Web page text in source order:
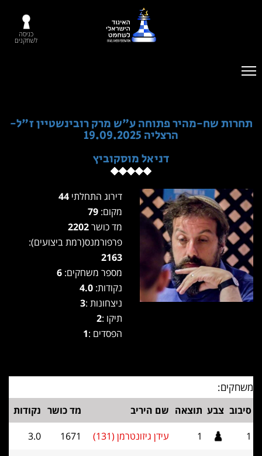
כניסה
לשחקנים
תחרות שח-מהיר פתוחה ע"ש מרק רובינשטיין ז"ל-
הרצליה 19.09.2025
דניאל מוסקוביץ
דירוג התחלתי
מקום:
מד כושר
פרפורמנס(רמת ביצועים):
2163
מספר משחקים:
נקודות: 4.0
ניצחונות :3
תיקו :2
הפסדים :1
משחקים:
סיבוב צבע תוצאה שם היריב מד כושר נקודות
1
1 עידן גיזונטרמן (131) 1671
3.0